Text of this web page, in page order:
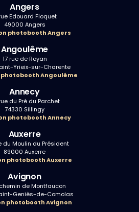
Angers
Edouard Floquet
49000 Angers
photobooth Angers
Angoulême
17 rue de Royan
Yrieix-sur-Charente
Angoulême
Annecy
du Pré du Parchet
74330 Sillingy
photobooth Annecy
Auxerre
du Moulin du Président
89000 Auxerre
photobooth Auxerre
Avignon
de Montfaucon
Geniès-de-Comolas
photobooth Avignon